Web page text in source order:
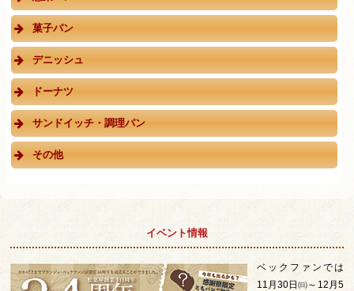
菓子パン
デニッシュ
ドーナツ
サンドイッチ・調理パン
その他
イベント情報
ベックファンでは
11月30日㈰～12月5